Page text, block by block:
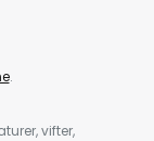
.
vifter,